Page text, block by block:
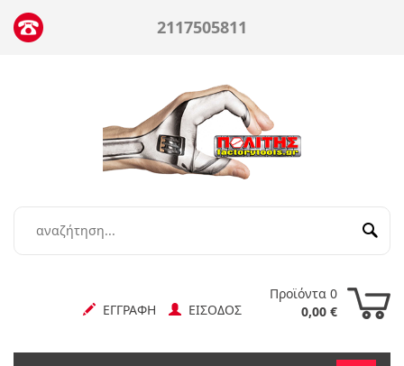
2117505811
Προϊόντα 0
0,00 €
ΕΓΓΡΑΦΗ ΕΙΣΟΔΟΣ